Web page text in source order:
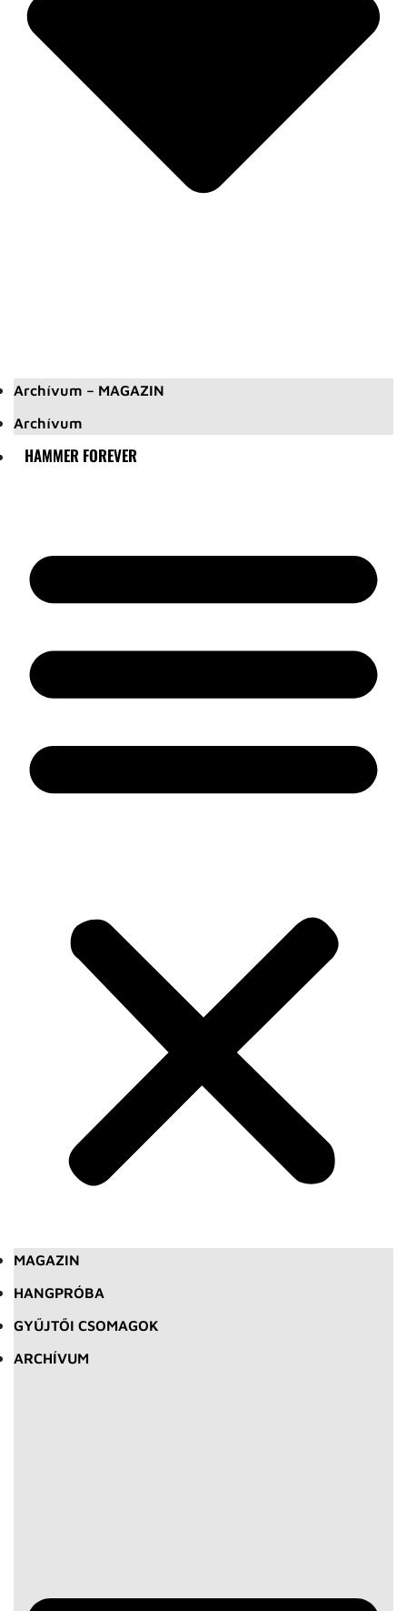
Archívum – MAGAZIN
Archívum
HAMMER FOREVER
MAGAZIN
HANGPRÓBA
GYŰJTŐI CSOMAGOK
ARCHÍVUM